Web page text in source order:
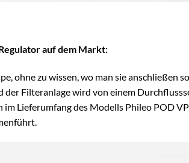
auf dem Markt:
ohne zu wissen, wo man sie
der Filteranlage wird von einem
Lieferumfang des Modells Phileo POD